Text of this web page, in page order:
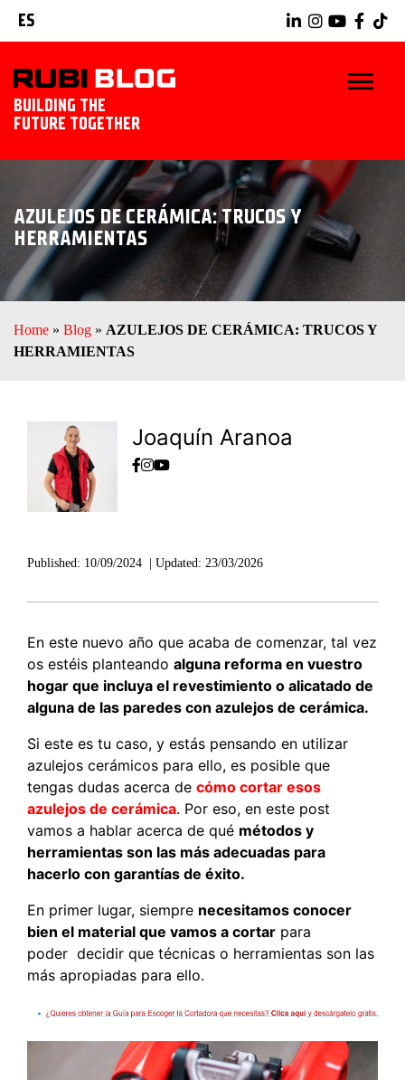
ES
BUILDING THE
FUTURE TOGETHER
TRUCOS Y CONSEJOS
IDEAS Y PROYECTOS
EXPLORAR RUBI
AZULEJOS DE CERÁMICA: TRUCOS Y
HERRAMIENTAS
Home » Blog » AZULEJOS DE CERÁMICA: TRUCOS Y
HERRAMIENTAS
Joaquín Aranoa
Published: 10/09/2024 Updated: 23/03/2026
En este nuevo año que acaba de comenzar, tal vez
os estéis planteando alguna reforma en vuestro
hogar que incluya el revestimiento o alicatado de
alguna de las paredes con azulejos de cerámica.
Si este es tu caso, y estás pensando en utilizar
azulejos cerámicos para ello, es posible que
tengas dudas acerca de cómo cortar esos
azulejos de cerámica. Por eso, en este post
vamos a hablar acerca de qué métodos y
herramientas son las más adecuadas para
hacerlo con garantías de éxito.
En primer lugar, siempre necesitamos conocer
bien el material que vamos a cortar para
poder decidir que técnicas o herramientas son las
más apropiadas para ello.